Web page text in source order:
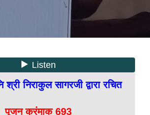
श्री निराकुल सागरजी द्वारा रचित
पूजन क्रंमाक 693